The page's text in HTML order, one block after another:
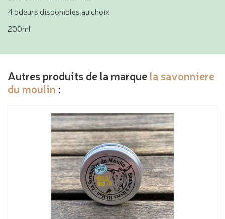
4 odeurs disponibles au choix
200ml
Autres produits de la marque la savonniere
du moulin :